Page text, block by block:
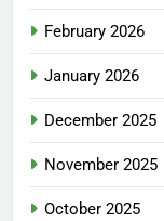
February 2026
January 2026
December 2025
November 2025
October 2025